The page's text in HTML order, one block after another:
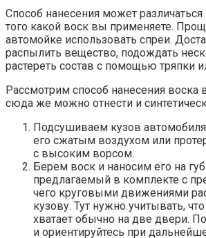
Способ нанесения может
того какой воск вы применяете.
автомойке использовать спреи.
распылить вещество, подождать
растереть состав с помощью тряпки
Рассмотрим способ нанесения
сюда же можно отнести и
Подсушиваем кузов
его сжатым воздухом или
с высоким ворсом.
Берем воск и наносим его на
предлагаемый в комплекте с
чего круговыми движениями
кузову. Тут нужно учитывать,
хватает обычно на две двери.
и ориентируйтесь при